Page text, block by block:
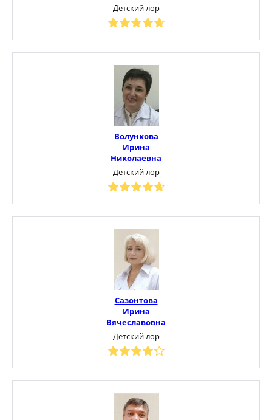
Детский лор
Волункова
Ирина
Николаевна
Детский лор
Сазонтова
Ирина
Вячеславовна
Детский лор